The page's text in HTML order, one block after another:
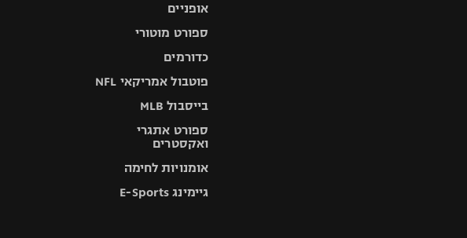
אופניים
ספורט מוטורי
כדורמים
פוטבול אמריקאי NFL
בייסבול MLB
ספורט אתגרי
ואקסטרים
אומנויות לחימה
גיימינג E-Sports